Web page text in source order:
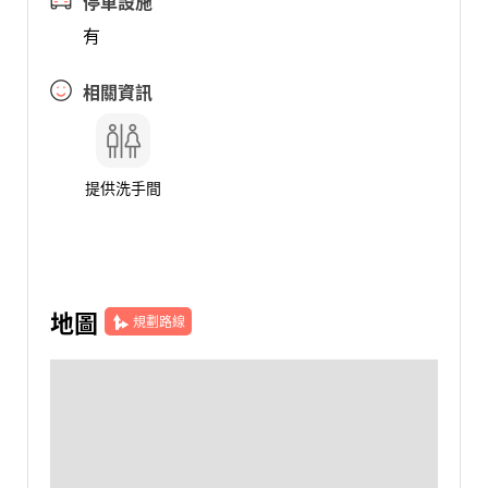
有
相關資訊
提供洗手間
地圖 規劃路線